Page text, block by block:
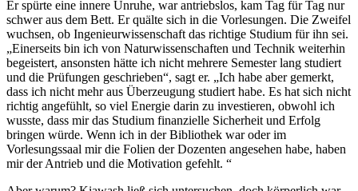
Er spürte eine innere Unruhe, war antriebslos, kam Tag für Tag nur
schwer aus dem Bett. Er quälte sich in die Vorlesungen. Die Zweifel
wuchsen, ob Ingenieurwissenschaft das richtige Studium für ihn sei.
„Einerseits bin ich von Naturwissenschaften und Technik weiterhin
begeistert, ansonsten hätte ich nicht mehrere Semester lang studiert
und die Prüfungen geschrieben“, sagt er. „Ich habe aber gemerkt,
dass ich nicht mehr aus Überzeugung studiert habe. Es hat sich nicht
richtig angefühlt, so viel Energie darin zu investieren, obwohl ich
wusste, dass mir das Studium finanzielle Sicherheit und Erfolg
bringen würde. Wenn ich in der Bibliothek war oder im
Vorlesungssaal mir die Folien der Dozenten angesehen habe, haben
mir der Antrieb und die Motivation gefehlt. “